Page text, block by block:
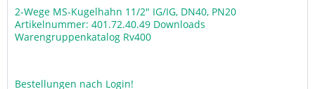
2-Wege MS-Kugelhahn 11/2" IG/IG, DN40, PN20
Artikelnummer: 401.72.40.49 Downloads
Warengruppenkatalog Rv400
Bestellungen nach Login!